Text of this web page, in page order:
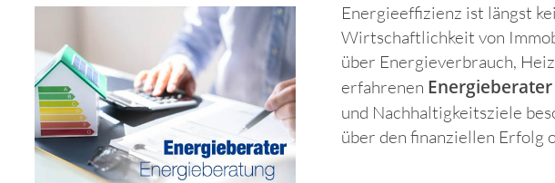
Energieeffizienz ist längst
Wirtschaftlichkeit von
über Energieverbrauch,
erfahrenen
und Nachhaltigkeitsziele
über den finanziellen Erfolg